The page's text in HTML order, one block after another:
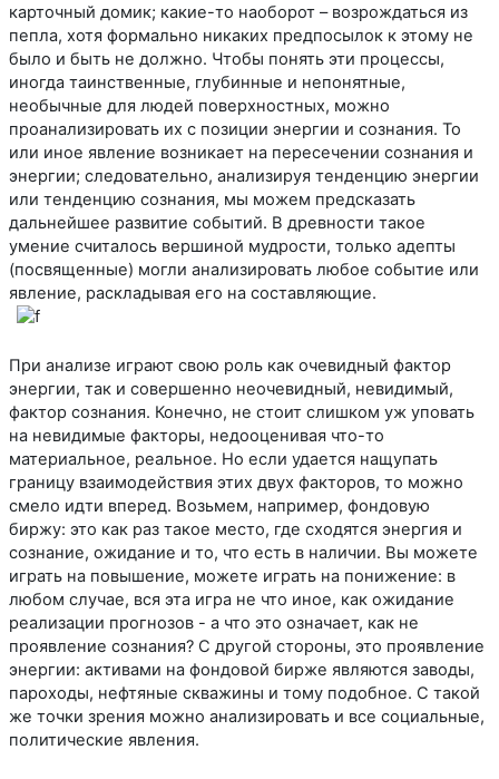
карточный домик; какие-то наоборот – возрождаться из
пепла, хотя формально никаких предпосылок к этому не
было и быть не должно. Чтобы понять эти процессы,
иногда таинственные, глубинные и непонятные,
необычные для людей поверхностных, можно
проанализировать их с позиции энергии и сознания. То
или иное явление возникает на пересечении сознания и
энергии; следовательно, анализируя тенденцию энергии
или тенденцию сознания, мы можем предсказать
дальнейшее развитие событий. В древности такое
умение считалось вершиной мудрости, только адепты
(посвященные) могли анализировать любое событие или
явление, раскладывая его на составляющие.
При анализе играют свою роль как очевидный фактор
энергии, так и совершенно неочевидный, невидимый,
фактор сознания. Конечно, не стоит слишком уж уповать
на невидимые факторы, недооценивая что-то
материальное, реальное. Но если удается нащупать
границу взаимодействия этих двух факторов, то можно
смело идти вперед. Возьмем, например, фондовую
биржу: это как раз такое место, где сходятся энергия и
сознание, ожидание и то, что есть в наличии. Вы можете
играть на повышение, можете играть на понижение: в
любом случае, вся эта игра не что иное, как ожидание
реализации прогнозов - а что это означает, как не
проявление сознания? С другой стороны, это проявление
энергии: активами на фондовой бирже являются заводы,
пароходы, нефтяные скважины и тому подобное. С такой
же точки зрения можно анализировать и все социальные,
политические явления.